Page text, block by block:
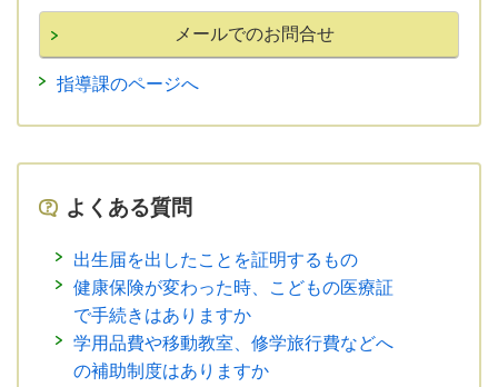
指導課のページへ
よくある質問
出生届を出したことを証明するもの
健康保険が変わった時、こどもの医療証
で手続きはありますか
学用品費や移動教室、修学旅行費などへ
の補助制度はありますか